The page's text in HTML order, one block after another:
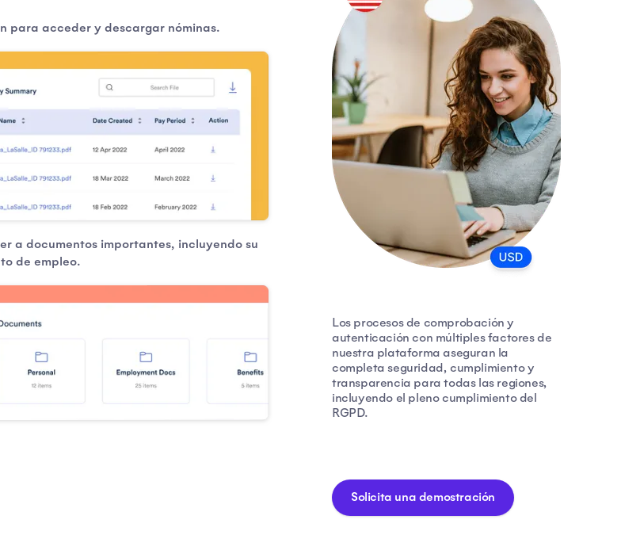
para acceder y descargar nóminas.
a documentos importantes, incluyendo su
de empleo.
Los procesos de comprobación y
autenticación con múltiples factores de
nuestra plataforma aseguran la
completa seguridad, cumplimiento y
transparencia para todas las regiones,
incluyendo el pleno cumplimiento del
RGPD.
Solicita una demostración